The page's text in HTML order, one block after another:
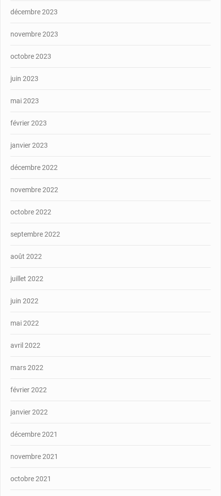
décembre 2023
novembre 2023
octobre 2023
juin 2023
mai 2023
février 2023
janvier 2023
décembre 2022
novembre 2022
octobre 2022
septembre 2022
août 2022
juillet 2022
juin 2022
mai 2022
avril 2022
mars 2022
février 2022
janvier 2022
décembre 2021
novembre 2021
octobre 2021